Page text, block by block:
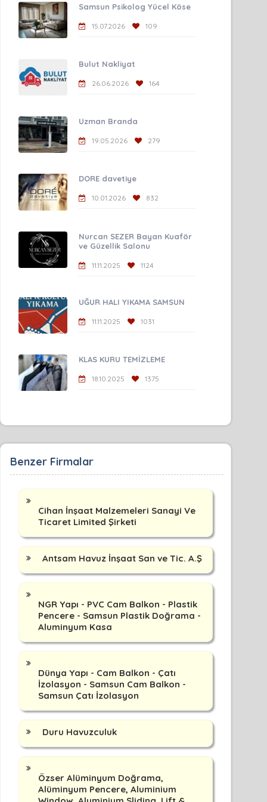
Samsun Psikolog Yücel Köse
15.07.2026 109
Bulut Nakliyat
26.06.2026 164
Uzman Branda
19.05.2026 279
DORE davetiye
10.01.2026 832
Nurcan SEZER Bayan Kuaför
ve Güzellik Salonu
11.11.2025 1124
UĞUR HALI YIKAMA SAMSUN
11.11.2025 1031
KLAS KURU TEMİZLEME
18.10.2025 1375
Benzer Firmalar
Cihan İnşaat Malzemeleri Sanayi Ve
Ticaret Limited Şirketi
Antsam Havuz İnşaat San ve Tic. A.Ş
NGR Yapı - PVC Cam Balkon - Plastik
Pencere - Samsun Plastik Doğrama -
Aluminyum Kasa
Dünya Yapı - Cam Balkon - Çatı
İzolasyon - Samsun Cam Balkon -
Samsun Çatı İzolasyon
Duru Havuzculuk
Özser Alüminyum Doğrama,
Alüminyum Pencere, Aluminium